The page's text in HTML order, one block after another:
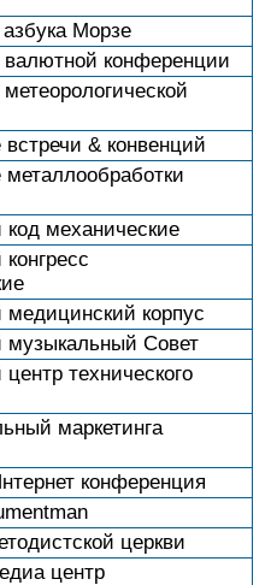
Морзе
конференции
& конвенций
механические
корпус
Совет
технического
маркетинга
конференция
церкви
центр